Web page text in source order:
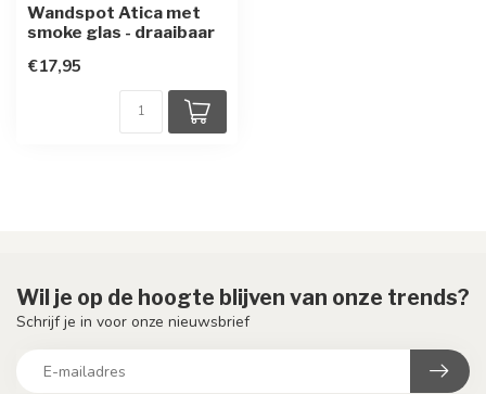
Wandspot Atica met
smoke glas - draaibaar
€17,95
Wil je op de hoogte blijven van onze trends?
Schrijf je in voor onze nieuwsbrief